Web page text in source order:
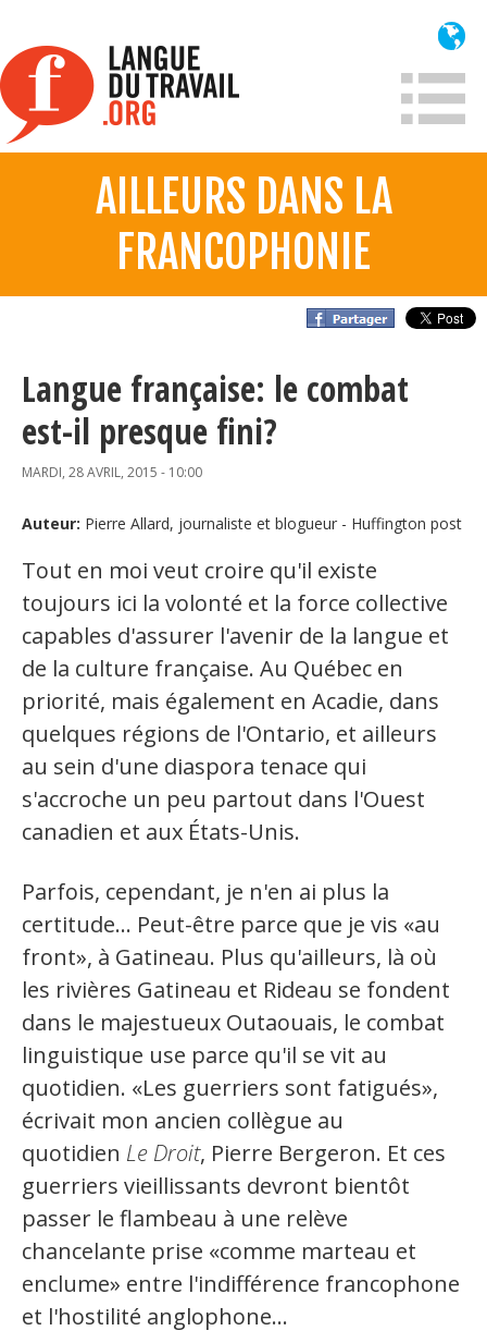
contenu
principal
Qui sommes-nous?
Information
Lois et jurisprudence
Organismes de la langue française
Organismes de la langue française
Publications
Francophonie internationale
Expressions et jeux de lettres
Vidéos
Revue de presse
Langue du travail
Francisation de l'Administration
Secteurs d'activité
Hébergement et restauration
Plastiques et composites
Télécommunications
Aéronautique
Métallurgie
Automobile
Terminologie
AILLEURS DANS LA
FRANCOPHONIE
Langue française: le combat
est-il presque fini?
MARDI, 28 AVRIL, 2015 - 10:00
Auteur: Pierre Allard, journaliste et blogueur - Huffington post
Tout en moi veut croire qu'il existe
toujours ici la volonté et la force collective
capables d'assurer l'avenir de la langue et
de la culture française. Au Québec en
priorité, mais également en Acadie, dans
quelques régions de l'Ontario, et ailleurs
au sein d'une diaspora tenace qui
s'accroche un peu partout dans l'Ouest
canadien et aux États-Unis.
Parfois, cependant, je n'en ai plus la
certitude... Peut-être parce que je vis «au
front», à Gatineau. Plus qu'ailleurs, là où
les rivières Gatineau et Rideau se fondent
dans le majestueux Outaouais, le combat
linguistique use parce qu'il se vit au
quotidien. «Les guerriers sont fatigués»,
écrivait mon ancien collègue au
quotidien Le Droit, Pierre Bergeron. Et ces
guerriers vieillissants devront bientôt
passer le flambeau à une relève
chancelante prise «comme marteau et
enclume» entre l'indifférence francophone
et l'hostilité anglophone...